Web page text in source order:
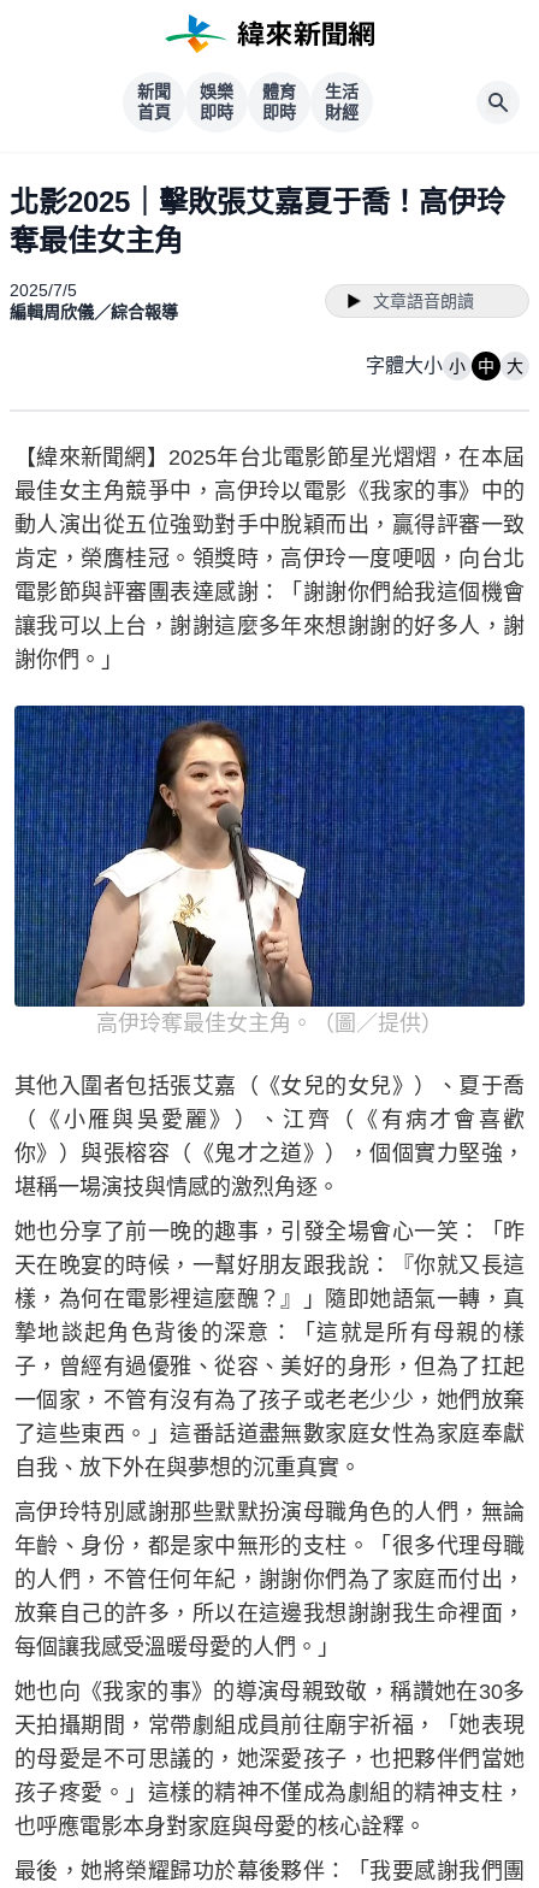
新聞
首頁
娛樂
即時
體育
即時
生活
財經
北影2025｜擊敗張艾嘉夏于喬！高伊玲
奪最佳女主角
2025/7/5
編輯周欣儀／綜合報導
文章語音朗讀
字體大小 小 中 大
【緯來新聞網】2025年台北電影節星光熠熠，在本屆
最佳女主角競爭中，高伊玲以電影《我家的事》中的
動人演出從五位強勁對手中脫穎而出，贏得評審一致
肯定，榮膺桂冠。領獎時，高伊玲一度哽咽，向台北
電影節與評審團表達感謝：「謝謝你們給我這個機會
讓我可以上台，謝謝這麼多年來想謝謝的好多人，謝
謝你們。」
高伊玲奪最佳女主角。（圖／提供）
其他入圍者包括張艾嘉（《女兒的女兒》）、夏于喬
（《小雁與吳愛麗》）、江齊（《有病才會喜歡
你》）與張榕容（《鬼才之道》），個個實力堅強，
堪稱一場演技與情感的激烈角逐。
她也分享了前一晚的趣事，引發全場會心一笑：「昨
天在晚宴的時候，一幫好朋友跟我說：『你就又長這
樣，為何在電影裡這麼醜？』」隨即她語氣一轉，真
摯地談起角色背後的深意：「這就是所有母親的樣
子，曾經有過優雅、從容、美好的身形，但為了扛起
一個家，不管有沒有為了孩子或老老少少，她們放棄
了這些東西。」這番話道盡無數家庭女性為家庭奉獻
自我、放下外在與夢想的沉重真實。
高伊玲特別感謝那些默默扮演母職角色的人們，無論
年齡、身份，都是家中無形的支柱。「很多代理母職
的人們，不管任何年紀，謝謝你們為了家庭而付出，
放棄自己的許多，所以在這邊我想謝謝我生命裡面，
每個讓我感受溫暖母愛的人們。」
她也向《我家的事》的導演母親致敬，稱讚她在30多
天拍攝期間，常帶劇組成員前往廟宇祈福，「她表現
的母愛是不可思議的，她深愛孩子，也把夥伴們當她
孩子疼愛。」這樣的精神不僅成為劇組的精神支柱，
也呼應電影本身對家庭與母愛的核心詮釋。
最後，她將榮耀歸功於幕後夥伴：「我要感謝我們團